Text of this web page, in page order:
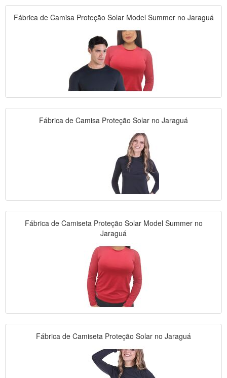
Fábrica de Camisa Proteção Solar Model Summer no Jaraguá
Fábrica de Camisa Proteção Solar no Jaraguá
Fábrica de Camiseta Proteção Solar Model Summer no
Jaraguá
Fábrica de Camiseta Proteção Solar no Jaraguá